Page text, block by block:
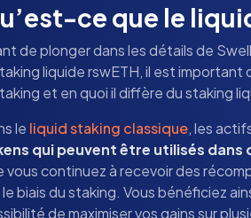
ce que le
de plonger dans les détails de
liquide rswETH, il est important
et en quoi il diffère du staking
le liquid staking classique, les
qui peuvent être utilisés dans
vous continuez à recevoir des
biais du staking. Vous bénéficiez
de maximiser vos gains sur